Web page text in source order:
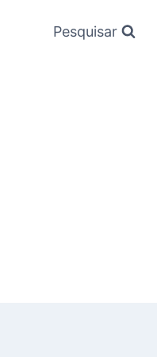
Pesquisar